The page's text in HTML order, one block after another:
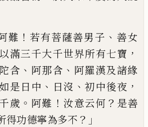
難 ！ 若有菩薩善男子 、 善女
滿三千大千世界所有七寶 ，
含 、 阿那含 、 阿羅漢及諸緣
如是日中 、 日沒 、 初中後夜 ，
歲 。 阿難 ！ 汝意云何 ？ 是善
得功德寧為多不 ？」